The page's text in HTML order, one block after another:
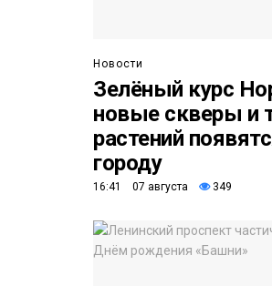
Новости
Зелёный курс
новые скверы и
растений
городу
16:41 07 августа 349